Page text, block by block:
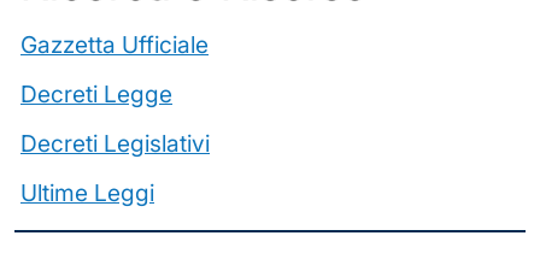
Gazzetta Ufficiale
Decreti Legge
Decreti Legislativi
Ultime Leggi